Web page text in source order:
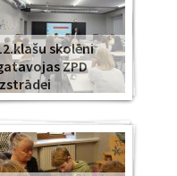
skolēni
ZPD